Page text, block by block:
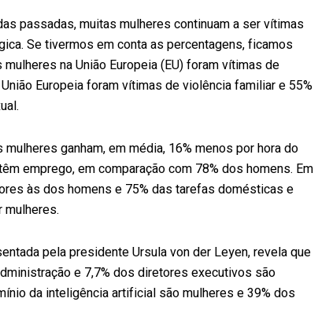
passadas, muitas mulheres continuam a ser vítimas
Se tivermos em conta as percentagens, ficamos
na União Europeia (EU) foram vítimas de
Europeia foram vítimas de violência familiar e 55%
ganham, em média, 16% menos por hora do
emprego, em comparação com 78% dos homens. Em
às dos homens e 75% das tarefas domésticas e
pela presidente Ursula von der Leyen, revela que
e 7,7% dos diretores executivos são
da inteligência artificial são mulheres e 39% dos